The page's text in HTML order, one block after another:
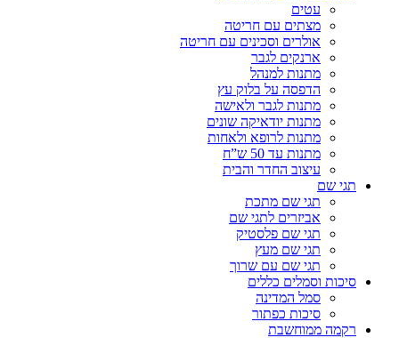
עטים
מצתים עם חריטה
אולרים וסכינים עם חריטה
ארנקים לגבר
מתנות למנהל
הדפסה על בלוק עץ
מתנות לגבר ולאישה
מתנות יודאיקה שונים
מתנות לרופא ולאחות
מתנות עד 50 ש”ח
עיצוב החדר והבית
תגי שם
תגי שם מתכת
אביזרים לתגי שם
תגי שם פלסטיק
תגי שם מעץ
תגי שם עם שרוך
סיכות וסמלים כללים
סמל המדינה
סיכות כפתור
רקמה ממוחשבת